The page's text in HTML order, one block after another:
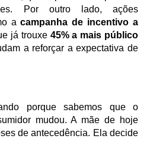
Por outro lado, ações
a campanha de incentivo a
já trouxe 45% a mais público
a reforçar a expectativa de
porque sabemos que o
mudou. A mãe de hoje
de antecedência. Ela decide